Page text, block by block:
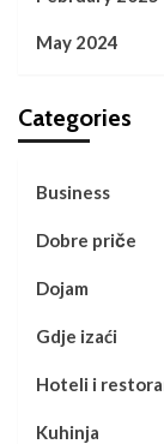
May 2024
Categories
Business
Dobre priče
Dojam
Gdje izaći
Hoteli i
Kuhinja